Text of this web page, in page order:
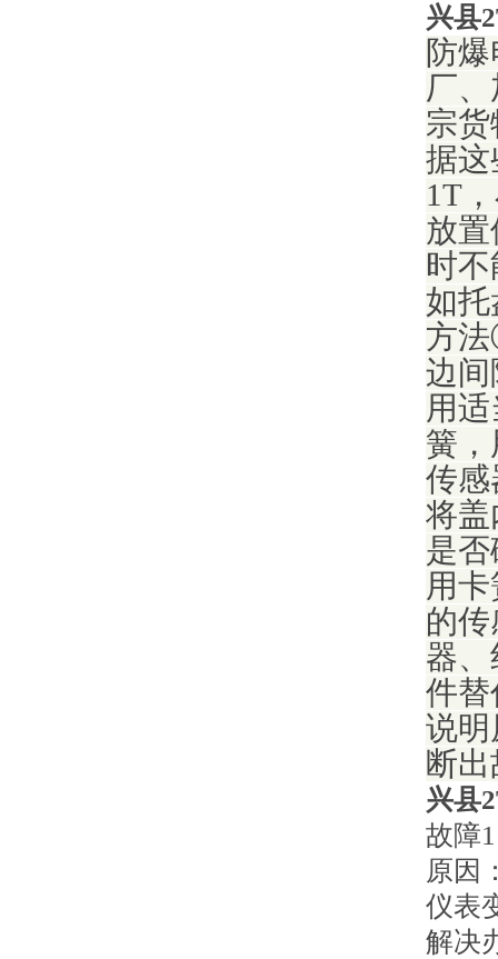
兴县
防
厂
宗
据
1T
放
时
如
方
边间
用
簧
传感
将
是
用
的
器
件替
说明
断
兴县
故障
原因
仪表
解决